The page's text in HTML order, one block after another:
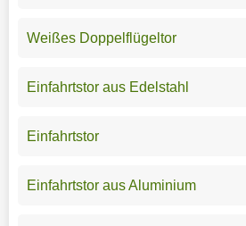
Weißes Doppelflügeltor
Einfahrtstor aus Edelstahl
Einfahrtstor
Einfahrtstor aus Aluminium